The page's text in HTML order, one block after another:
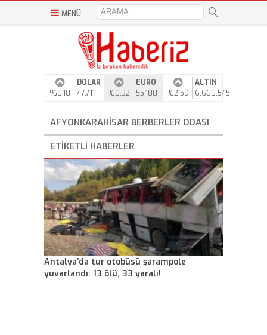
MENÜ
%0,18
DOLAR
47,711
%0,32
EURO
55,188
%2,59
ALTIN
6.660,545
AFYONKARAHISAR BERBERLER ODASI
ETIKETLI HABERLER
Antalya’da tur otobüsü şarampole
yuvarlandı: 13 ölü, 33 yaralı!